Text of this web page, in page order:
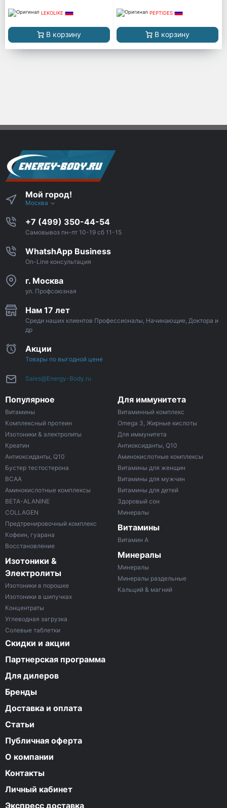
LEKOLIKE
В корзину
PEPTIDES
В корзину
Мой город!
Москва
+7 (499) 350-44-54
Самовывоз пн-пт 10-19 сб 11-15
WhatshApp Business
On-Line консультация
г. Москва
ул. Профсоюзная
Нам 17 лет
Среди наших клиентов Профессионалы, Начинающие, Доктора и
др
Акции
Товары по выгодной цене
Sales@Energy-Body.ru
Популярное
Витамины
Комплексный протеин
Изотоники & электролиты
Креатин
Антиоксиданты, Q10
Бустер тестостерона
ВСАА
Аминокислотные комплексы
BETA-ALANINE
COLLAGEN
Предтренировочный комплекс
Кофеин, гуарана
Восстановление
Изотоники &
Электролиты
Изотоники в порошке
Изотоники в шипучках
Концентраты
Углеводная загрузка
Солевые таблетки
Для иммунитета
Витаминный комплекс
Omega 3, Жирные кислоты
Для иммунитета
Антиоксиданты, Q10
Аминокислотные комплексы
Витамины для женщин
Витамины для мужчин
Витамины для детей
Здоровый сон
Минералы
Витамины
Витамин A
Минералы
Минералы
Минералы раздельные
Кальций & магний
Скидки и акции
Партнерская программа
Для дилеров
Бренды
Доставка и оплата
Статьи
Публичная оферта
О компании
Контакты
Личный кабинет
Экспресс доставка